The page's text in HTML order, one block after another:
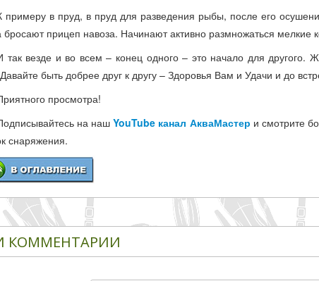
примеру в пруд, в пруд для разведения рыбы, после его
бросают прицеп навоза. Начинают активно размножаться мелкие
так везде и во всем – конец одного – это начало для другого.
быть добрее друг к другу – Здоровья Вам и Удачи и до
просмотра!
на нашYouTube канал АкваМастер и смотрите
снаряжения.
КОММЕНТАРИИ